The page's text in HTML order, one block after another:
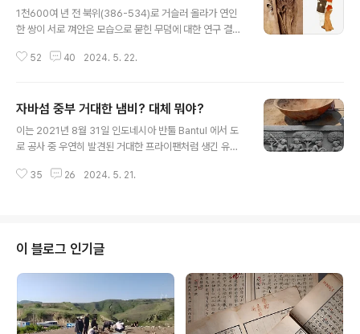
1천600여 년 전 북위(386-534)로 거슬러 올라가 연인
한 쌍이 서로 껴안은 모습으로 묻힌 무덤에 대한 연구 결과
다.) 이 무덤은 2020년 중국 산시성 Shaanxi province
얼굴이 그 남자 어깨에 눌려 있는 것을 발견했다.어찌된 일
일까?분명 남자 골격은 그의 오른팔에 치유되지 않은 부상
징후를 보여준다. 이 여성은 다치지 않은 것으로 보인다.연
자살했을지도 모른다고 추측한다.이른바 순사殉死다.순사
52 40 2024. 5. 22.
자바섬 중부 거대한 냄비? 대체 뭐야?
이는 2021년 8월 31일 인도네시아 반툴 Bantul 에서 도
로 공사 중 우연히 발견된 거대한 프라이팬처럼 생긴 유물
두르 사원 Borobudur Temple 에 있는 Karma-Vibha
람들이 있다.유물이 발견된 보로부두르 사이 거리는 약 50
km. 출처 : https://wondersofthepast.quora.com/
The-photo-shows-an-artifact-that-looks-like-a
-giant-frying-pan-found-on-August..
35 26 2024. 5. 21.
이 블로그 인기글